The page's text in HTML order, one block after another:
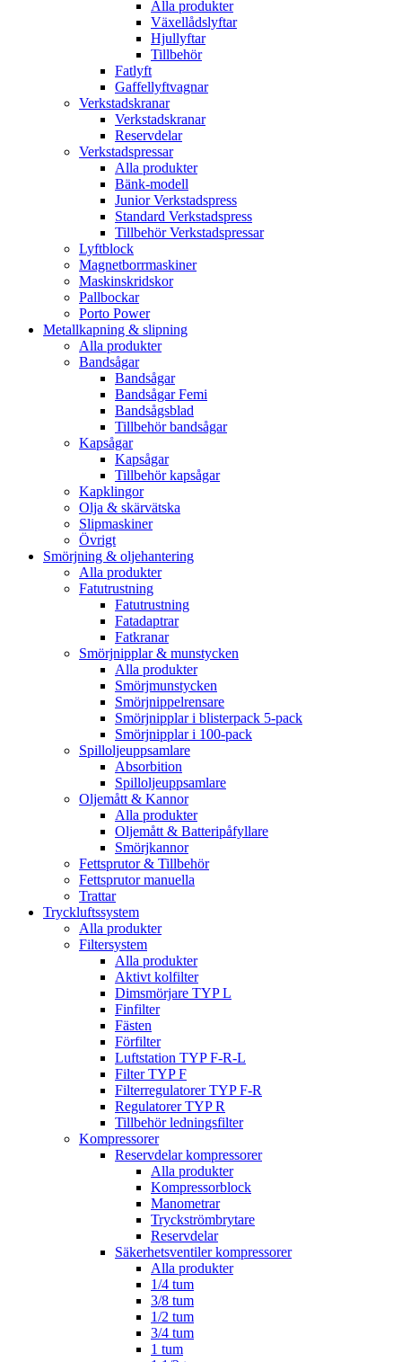
Alla produkter
Växellådslyftar
Hjullyftar
Tillbehör
Fatlyft
Gaffellyftvagnar
Verkstadskranar
Verkstadskranar
Reservdelar
Verkstadspressar
Alla produkter
Bänk-modell
Junior Verkstadspress
Standard Verkstadspress
Tillbehör Verkstadspressar
Lyftblock
Magnetborrmaskiner
Maskinskridskor
Pallbockar
Porto Power
Metallkapning & slipning
Alla produkter
Bandsågar
Bandsågar
Bandsågar Femi
Bandsågsblad
Tillbehör bandsågar
Kapsågar
Kapsågar
Tillbehör kapsågar
Kapklingor
Olja & skärvätska
Slipmaskiner
Övrigt
Smörjning & oljehantering
Alla produkter
Fatutrustning
Fatutrustning
Fatadaptrar
Fatkranar
Smörjnipplar & munstycken
Alla produkter
Smörjmunstycken
Smörjnippelrensare
Smörjnipplar i blisterpack 5-pack
Smörjnipplar i 100-pack
Spilloljeuppsamlare
Absorbition
Spilloljeuppsamlare
Oljemått & Kannor
Alla produkter
Oljemått & Batteripåfyllare
Smörjkannor
Fettsprutor & Tillbehör
Fettsprutor manuella
Trattar
Tryckluftssystem
Alla produkter
Filtersystem
Alla produkter
Aktivt kolfilter
Dimsmörjare TYP L
Finfilter
Fästen
Förfilter
Luftstation TYP F-R-L
Filter TYP F
Filterregulatorer TYP F-R
Regulatorer TYP R
Tillbehör ledningsfilter
Kompressorer
Reservdelar kompressorer
Alla produkter
Kompressorblock
Manometrar
Tryckströmbrytare
Reservdelar
Säkerhetsventiler kompressorer
Alla produkter
1/4 tum
3/8 tum
1/2 tum
3/4 tum
1 tum